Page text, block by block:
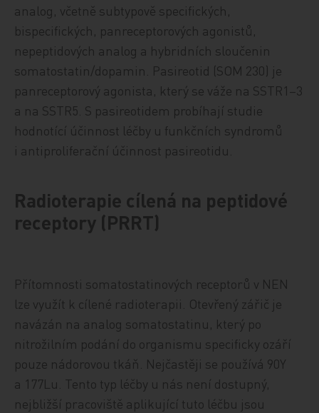
analog, včetně subtypově specifických,
bispecifických, panreceptorových agonistů,
nepeptidových analog a hybridních sloučenin
somatostatin/dopamin. Pasireotid (SOM 230) je
panreceptorový agonista, který se váže na SSTR1–3
a na SSTR5. S pasireotidem probíhají studie
hodnotící účinnost léčby u funkčních syndromů
i antiproliferační účinnost pasireotidu.
Radioterapie cílená na peptidové
receptory (PRRT)
Přítomnosti somatostatinových receptorů v NEN
lze využít k cílené radioterapii. Otevřený zářič je
navázán na analog somatostatinu, který po
nitrožilním podání do organismu specificky ozáří
pouze nádorovou tkáň. Nejčastěji se používá 90Y
a 177Lu. Tento typ léčby u nás není dostupný,
nejbližší pracoviště aplikující tuto léčbu jsou